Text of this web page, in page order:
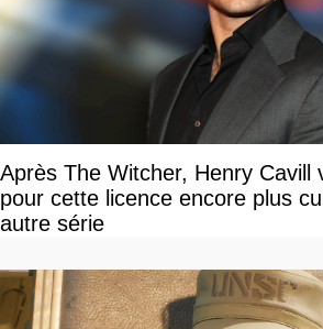
Après The Witcher, Henry Cavill
pour cette licence encore plus
autre série